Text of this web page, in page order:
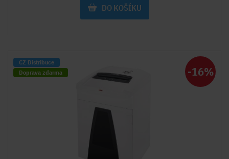
DO KOŠÍKU
CZ Distribuce
Doprava zdarma
-16%